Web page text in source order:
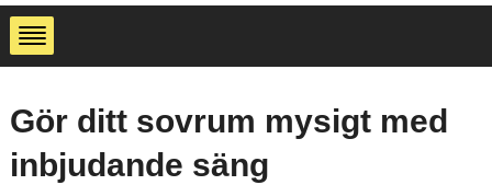
Gör ditt sovrum mysigt med
inbjudande säng